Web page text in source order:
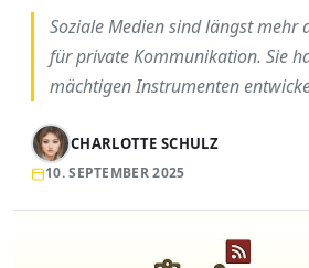
Soziale Medien sind längst mehr
für private Kommunikation. Sie
mächtigen Instrumenten
CHARLOTTE SCHULZ
10. SEPTEMBER 2025